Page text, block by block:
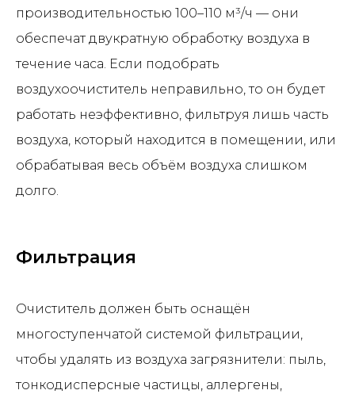
производительностью 100–110 м³/ч — они
обеспечат двукратную обработку воздуха в
течение часа. Если подобрать
воздухоочиститель неправильно, то он будет
работать неэффективно, фильтруя лишь часть
воздуха, который находится в помещении, или
обрабатывая весь объём воздуха слишком
долго.
Фильтрация
Очиститель должен быть оснащён
многоступенчатой системой фильтрации,
чтобы удалять из воздуха загрязнители: пыль,
тонкодисперсные частицы, аллергены,